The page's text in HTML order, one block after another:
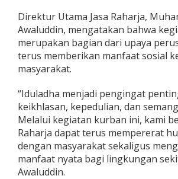
a
s
y
a
r
a
t
Direktur Utama Jasa Raharja,
Awaluddin, mengatakan bahwa
merupakan bagian dari upaya
terus memberikan manfaat sosial
masyarakat.
“Iduladha menjadi pengingat
keikhlasan, kepedulian, dan
Melalui kegiatan kurban ini, kami
Raharja dapat terus mempererat
dengan masyarakat sekaligus
manfaat nyata bagi lingkungan
Awaluddin.